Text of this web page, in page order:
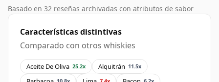
Basado en 32 reseñas archivadas con atributos de sabor
Características distintivas
Comparado con otros whiskies
Aceite De Oliva 25.2x Alquitrán 11.5x